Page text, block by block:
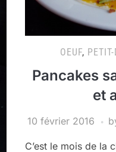
OEUF,
Pancakes
et
10 février 2016
C’est le mois de la